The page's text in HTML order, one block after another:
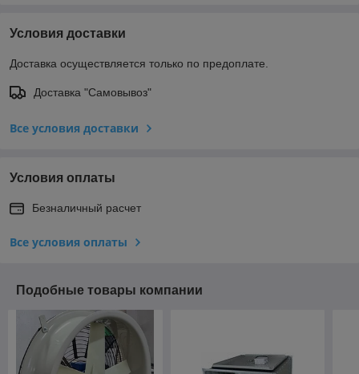
Условия доставки
Доставка осуществляется только по предоплате.
Доставка "Самовывоз"
Все условия доставки
Условия оплаты
Безналичный расчет
Все условия оплаты
Подобные товары компании